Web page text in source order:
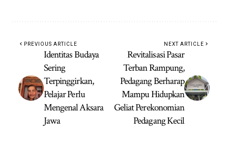
PREVIOUS ARTICLE
Identitas Budaya
Sering
Terpinggirkan,
Pelajar Perlu
Mengenal Aksara
Jawa
NEXT ARTICLE
Revitalisasi Pasar
Terban Rampung,
Pedagang Berharap
Mampu Hidupkan
Geliat Perekonomian
Pedagang Kecil